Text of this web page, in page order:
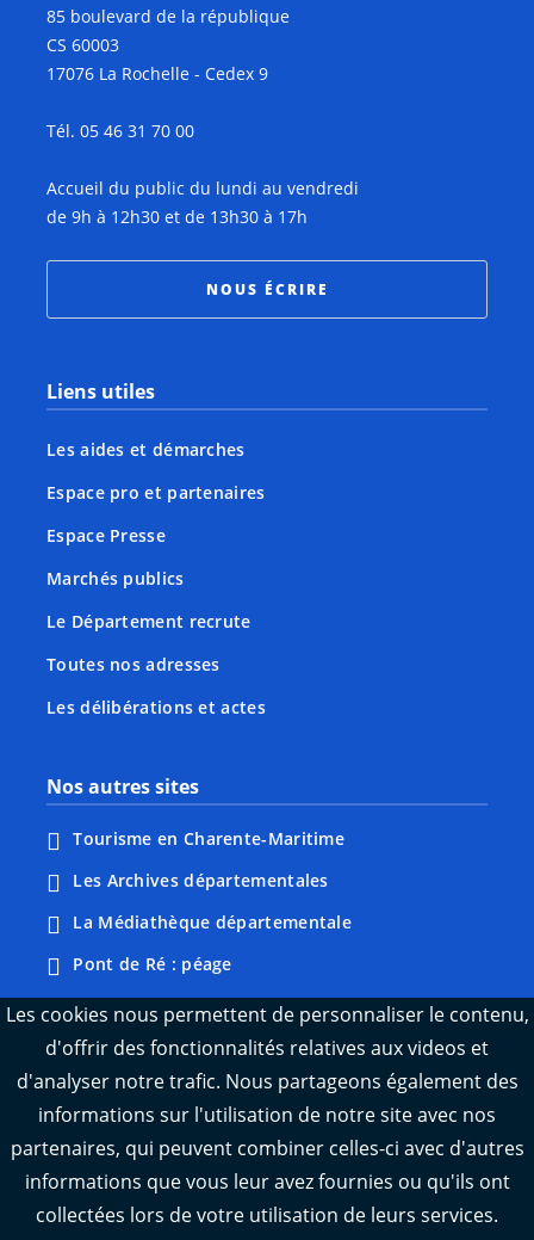
85 boulevard de la république
CS 60003
17076 La Rochelle - Cedex 9
Tél. 05 46 31 70 00
Accueil du public du lundi au vendredi
de 9h à 12h30 et de 13h30 à 17h
NOUS ÉCRIRE
Liens utiles
Les aides et démarches
Espace pro et partenaires
Espace Presse
Marchés publics
Le Département recrute
Toutes nos adresses
Les délibérations et actes
Nos autres sites
Tourisme en Charente-Maritime
Les Archives départementales
La Médiathèque départementale
Pont de Ré : péage
Webcams : Ré info trafic
Webcams : Oléron info trafic
Manger 17
L'Observatoire des territoires de Charente-
Maritime
Les cookies nous permettent de personnaliser le contenu,
d'offrir des fonctionnalités relatives aux videos et
d'analyser notre trafic. Nous partageons également des
informations sur l'utilisation de notre site avec nos
partenaires, qui peuvent combiner celles-ci avec d'autres
informations que vous leur avez fournies ou qu'ils ont
collectées lors de votre utilisation de leurs services.